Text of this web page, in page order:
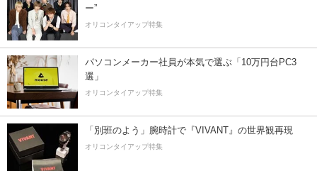
ー”
オリコンタイアップ特集
パソコンメーカー社員が本気で選ぶ「10万円台PC3
選」
オリコンタイアップ特集
「別班のよう」腕時計で『VIVANT』の世界観再現
オリコンタイアップ特集